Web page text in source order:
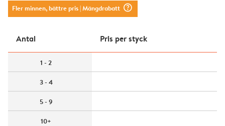
Fler minnen, bättre pris| Mängdrabatt question_mark_circle
Antal Pris per styck
1 - 2
3 - 4
5 - 9
10+